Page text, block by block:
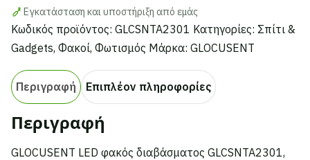
Εγκατάσταση και υποστήριξη από εμάς
Κωδικός προϊόντος: GLCSNTA2301 Κατηγορίες: Σπίτι &
Gadgets, Φακοί, Φωτισμός Μάρκα: GLOCUSENT
Περιγραφή Επιπλέον πληροφορίες
Περιγραφή
GLOCUSENT LED φακός διαβάσματος GLCSNTA2301,